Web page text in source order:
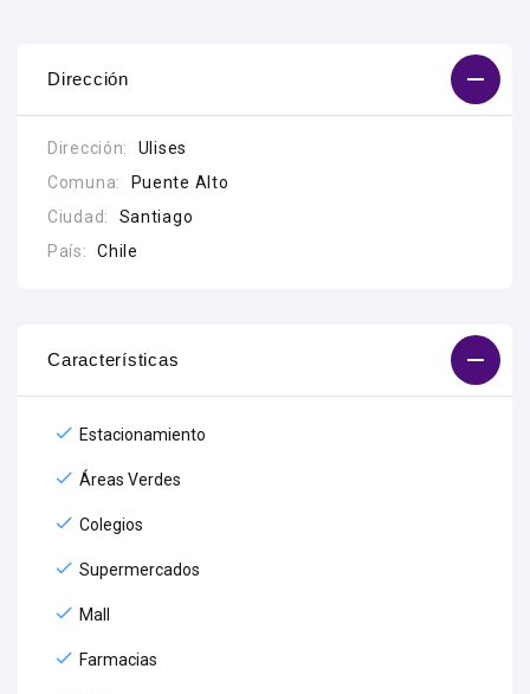
Dirección
Dirección:
Ulises
Comuna:
Puente Alto
Ciudad:
Santiago
País:
Chile
Características
Estacionamiento
Áreas Verdes
Colegios
Supermercados
Mall
Farmacias